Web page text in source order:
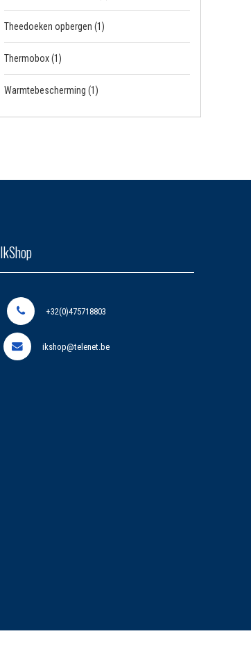
Theedoeken opbergen (1)
Thermobox(1)
Warmtebescherming (1)
IkShop
+32(0)475718803
ikshop@telenet.be